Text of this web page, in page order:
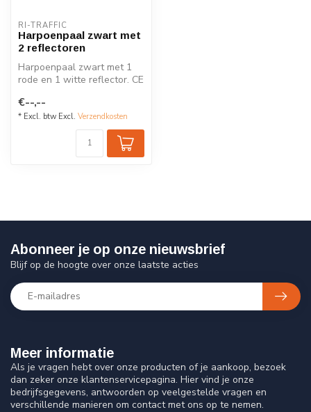
RI-TRAFFIC
Harpoenpaal zwart met
2 reflectoren
Harpoenpaal zwart met 1
rode en 1 witte reflector. CE
€--,--
* Excl. btw Excl. Verzendkosten
Meer informatie
Als je vragen hebt over onze producten of je aankoop, bezoek
dan zeker onze klantenservicepagina. Hier vind je onze
bedrijfsgegevens, antwoorden op veelgestelde vragen en
verschillende manieren om contact met ons op te nemen.
Abonneer je op onze nieuwsbrief
Blijf op de hoogte over onze laatste acties